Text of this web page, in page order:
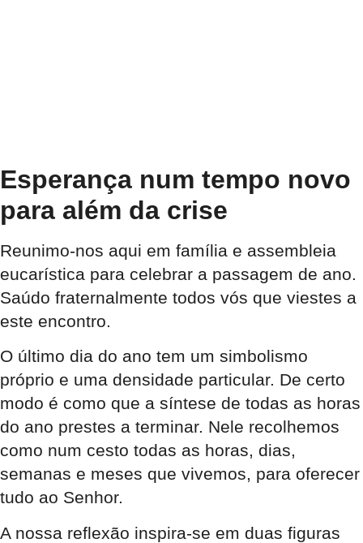
Esperança num tempo novo
para além da crise
Reunimo-nos aqui em família e assembleia
eucarística para celebrar a passagem de ano.
Saúdo fraternalmente todos vós que viestes a
este encontro.
O último dia do ano tem um simbolismo
próprio e uma densidade particular. De certo
modo é como que a síntese de todas as horas
do ano prestes a terminar. Nele recolhemos
como num cesto todas as horas, dias,
semanas e meses que vivemos, para oferecer
tudo ao Senhor.
A nossa reflexão inspira-se em duas figuras